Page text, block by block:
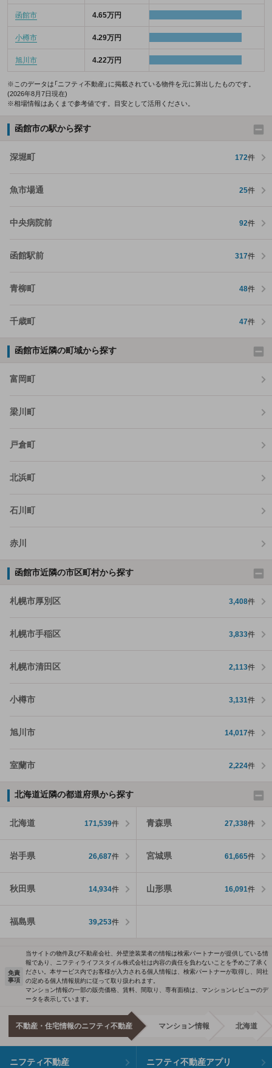
函館市 4.65万円
小樽市 4.29万円
旭川市 4.22万円
※このデータは「ニフティ不動産」に掲載されている物件を元に算出したものです。
(2026年8月7日現在)
※相場情報はあくまで参考値です。目安として活用ください。
函館市の駅から探す
深堀町 172件
魚市場通 25件
中央病院前 92件
函館駅前 317件
青柳町 48件
千歳町 47件
函館市近隣の町域から探す
富岡町
梁川町
戸倉町
北浜町
石川町
赤川
函館市近隣の市区町村から探す
札幌市厚別区 3,408件
札幌市手稲区 3,833件
札幌市清田区 2,113件
小樽市 3,131件
旭川市 14,017件
室蘭市 2,224件
北海道近隣の都道府県から探す
北海道 171,539件 青森県 27,338件
岩手県 26,687件 宮城県 61,665件
秋田県 14,934件 山形県 16,091件
福島県 39,253件
免責
事項
当サイトの物件及び不動産会社、外壁塗装業者の情報は検索パートナーが提供している情
報であり、ニフティライフスタイル株式会社は内容の責任を負わないことを予めご了承く
ださい。本サービス内でお客様が入力される個人情報は、検索パートナーが取得し、同社
の定める個人情報規約に従って取り扱われます。
マンション情報の一部の販売価格、賃料、間取り、専有面積は、マンションレビューのデ
ータを表示しています。
不動産・住宅情報のニフティ不動産 マンション情報 北海道
ニフティ不動産 ニフティ不動産アプリ